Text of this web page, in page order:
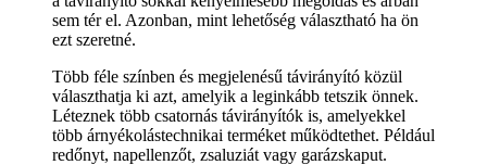
sem tér el. Azonban, mint lehetőség választható ha ön
ezt szeretné.
Több féle színben és megjelenésű távirányító közül
választhatja ki azt, amelyik a leginkább tetszik önnek.
Léteznek több csatornás távirányítók is, amelyekkel
több árnyékolástechnikai terméket működtethet. Például
redőnyt, napellenzőt, zsaluziát vagy garázskaput.